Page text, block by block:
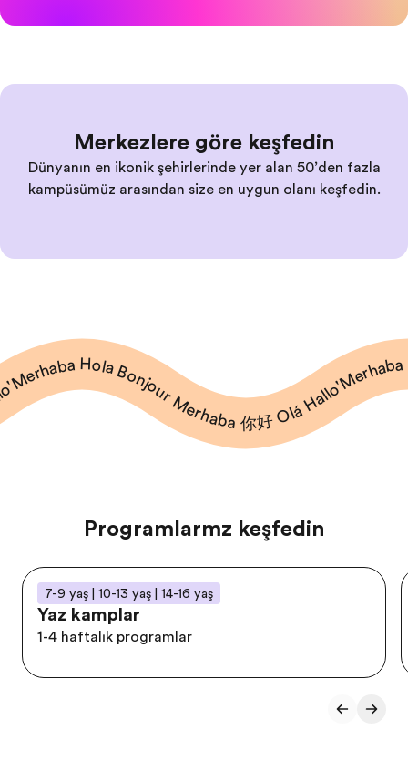
Merkezlere göre keşfedin
Dünyanın en ikonik şehirlerinde yer alan 50’den fazla
kampüsümüz arasından size en uygun olanı keşfedin.
你好 Olá Hallo'Merhaba Hola Bonjour Merhaba 你好 Olá Hallo'Merhaba Hola Bonjour Merhaba 你好 Olá Hallo'Merhaba Hola
Programlarımızı keşfedin
7-9 yaş | 10-13 yaş | 14-16 yaş
Yaz kampları
1-4 haftalık programlar